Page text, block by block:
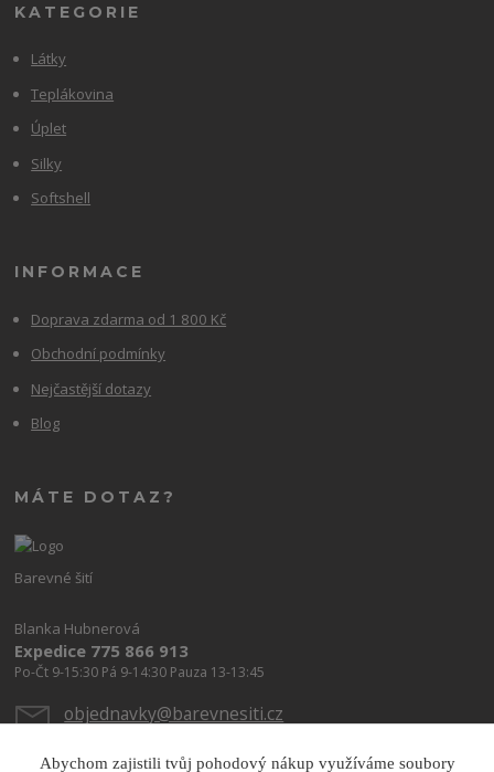
KATEGORIE
Látky
Teplákovina
Úplet
Silky
Softshell
INFORMACE
Doprava zdarma od 1 800 Kč
Obchodní podmínky
Nejčastější dotazy
Blog
MÁTE DOTAZ?
Barevné šití
Blanka Hubnerová
Expedice 775 866 913
Po-Čt 9-15:30 Pá 9-14:30 Pauza 13-13:45
objednavky@barevnesiti.cz
Abychom zajistili tvůj pohodový nákup využíváme soubory